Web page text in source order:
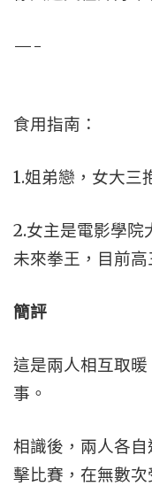
—-
食用指南：
1.姐弟戀，女大三
2.女主是電影學院
未來拳王，目前高
簡評
這是兩人相互取
事。
相識後，兩人各
擊比賽，在無數